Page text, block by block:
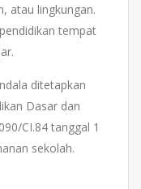
atau lingkungan.
tempat
ditetapkan
Dasar dan
CI.84 tanggal 1
sekolah.